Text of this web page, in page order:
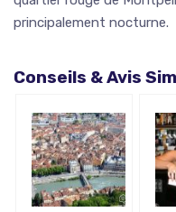
principalement nocturne.
Conseils & Avis